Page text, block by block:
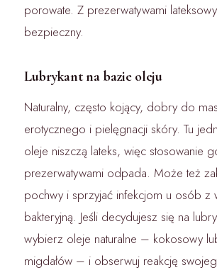
porowate. Z prezerwatywami
bezpieczny.
Lubrykant na bazie oleju
Naturalny, często kojący, dobry do
erotycznego i pielęgnacji skóry. Tu
oleje niszczą lateks, więc stosowanie
prezerwatywami odpada. Może też
pochwy i sprzyjać infekcjom u osób z
bakteryjną. Jeśli decydujesz się na
wybierz oleje naturalne – kokosowy
migdałów – i obserwuj reakcję